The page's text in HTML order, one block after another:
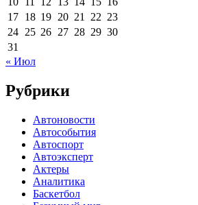
17 18 19 20 21 22 23
24 25 26 27 28 29 30
31
« Июл
Рубрики
Автоновости
Автособытия
Автоспорт
Автоэксперт
Актеры
Аналитика
Баскетбол